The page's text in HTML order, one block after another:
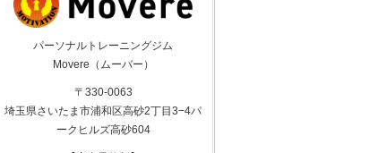
パーソナルトレーニングジム
Movere（ムーバー）
〒330-0063
埼玉県さいたま市浦和区高砂2丁目3−4パ
ークヒルズ高砂604